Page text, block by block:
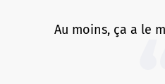
Au moins, ça a le